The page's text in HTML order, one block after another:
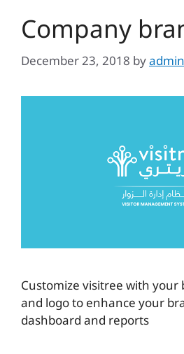
Company
December 23, 2018byadmin
Customize visitree with
and logo to enhance your
dashboard and reports